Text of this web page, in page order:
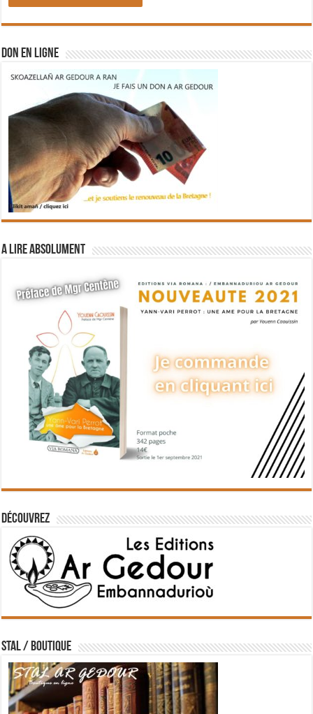
DON EN LIGNE
A lire absolument
Découvrez
STAL / BOUTIQUE